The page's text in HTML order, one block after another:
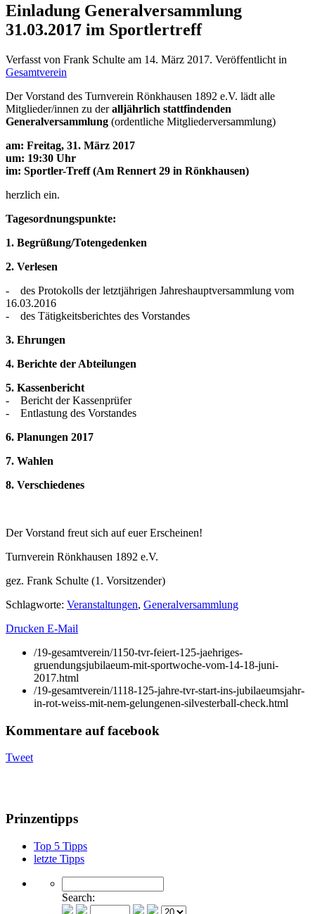
Einladung Generalversammlung
31.03.2017 im Sportlertreff
Verfasst von Frank Schulte am 14. März 2017. Veröffentlicht in
Gesamtverein
Der Vorstand des Turnverein Rönkhausen 1892 e.V. lädt alle
Mitglieder/innen zu deralljährlich stattfindenden
Generalversammlung (ordentliche Mitgliederversammlung)
am: Freitag, 31. März 2017
um: 19:30 Uhr
im: Sportler-Treff (Am Rennert 29 in Rönkhausen)
herzlich ein.
Tagesordnungspunkte:
1. Begrüßung/Totengedenken
2. Verlesen
- des Protokolls der letztjährigen Jahreshauptversammlung vom
16.03.2016
- des Tätigkeitsberichtes des Vorstandes
3. Ehrungen
4. Berichte der Abteilungen
5. Kassenbericht
- Bericht der Kassenprüfer
- Entlastung des Vorstandes
6. Planungen 2017
7. Wahlen
8. Verschiedenes
Der Vorstand freut sich auf euer Erscheinen!
Turnverein Rönkhausen 1892 e.V.
gez. Frank Schulte (1. Vorsitzender)
Schlagworte: Veranstaltungen, Generalversammlung
Drucken E-Mail
/19-gesamtverein/1150-tvr-feiert-125-jaehriges-
gruendungsjubilaeum-mit-sportwoche-vom-14-18-juni-
2017.html
/19-gesamtverein/1118-125-jahre-tvr-start-ins-jubilaeumsjahr-
in-rot-weiss-mit-nem-gelungenen-silvesterball-check.html
Kommentare auf facebook
Tweet
Prinzentipps
Top 5 Tipps
letzte Tipps
Search: